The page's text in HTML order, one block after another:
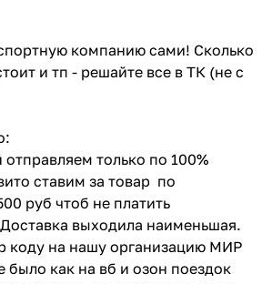
компанию сами! Сколько
и тп - решайте все в ТК (не с
только по 100%
ставим за товар по
руб чтоб не платить
выходила наименьшая.
коду на нашу организацию МИР
как на вб и озон поездок